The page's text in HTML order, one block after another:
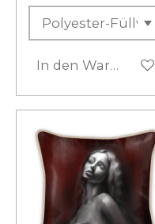
In den Warenkorb